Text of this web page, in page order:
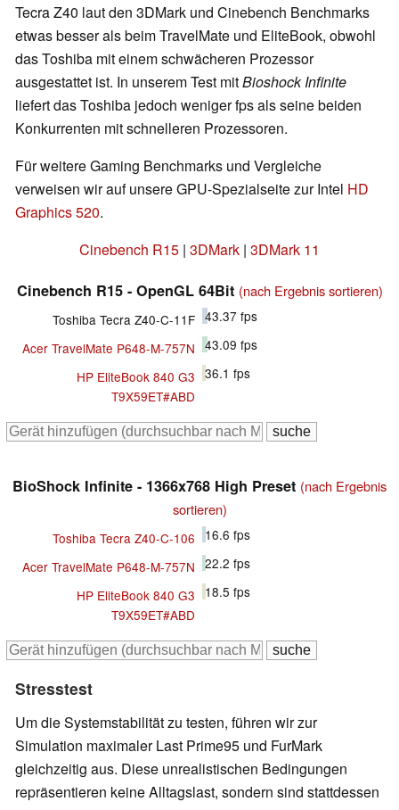
Tecra Z40 laut den 3DMark und Cinebench Benchmarks
etwas besser als beim TravelMate und EliteBook, obwohl
das Toshiba mit einem schwächeren Prozessor
ausgestattet ist. In unserem Test mitBioshock Infinite
liefert das Toshiba jedoch weniger fps als seine beiden
Konkurrenten mit schnelleren Prozessoren.
Für weitere Gaming Benchmarks und Vergleiche
verweisen wir auf unsere GPU-Spezialseite zur Intel HD
Graphics 520.
Cinebench R15 | 3DMark | 3DMark 11
Cinebench R15 - OpenGL 64Bit (nach Ergebnis sortieren)
Toshiba Tecra Z40-C-11F 43.37 fps
Acer TravelMate P648-M-757N 43.09 fps
HP EliteBook 840 G3
T9X59ET#ABD
36.1 fps
BioShock Infinite - 1366x768 High Preset (nach Ergebnis
sortieren)
Toshiba Tecra Z40-C-106 16.6 fps
Acer TravelMate P648-M-757N 22.2 fps
HP EliteBook 840 G3
T9X59ET#ABD
18.5 fps
Stresstest
Um die Systemstabilität zu testen, führen wir zur
Simulation maximaler Last Prime95 und FurMark
gleichzeitig aus. Diese unrealistischen Bedingungen
repräsentieren keine Alltagslast, sondern sind stattdessen